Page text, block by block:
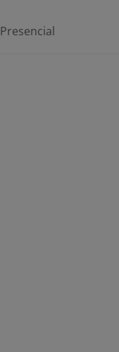
Presencial